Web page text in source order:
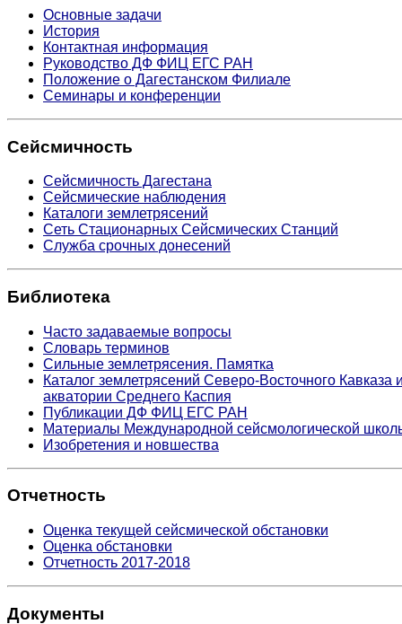
Основные задачи
История
Контактная информация
Руководство ДФ ФИЦ ЕГС РАН
Положение о Дагестанском Филиале
Семинары и конференции
Сейсмичность
Сейсмичность Дагестана
Сейсмические наблюдения
Каталоги землетрясений
Сеть Стационарных Сейсмических Станций
Служба срочных донесений
Библиотека
Часто задаваемые вопросы
Словарь терминов
Сильные землетрясения. Памятка
Каталог землетрясений Северо-Восточного Кавказа
акватории Среднего Каспия
Публикации ДФ ФИЦ ЕГС РАН
Материалы Международной сейсмологической
Изобретения и новшества
Отчетность
Оценка текущей сейсмической обстановки
Оценка обстановки
Отчетность 2017-2018
Документы